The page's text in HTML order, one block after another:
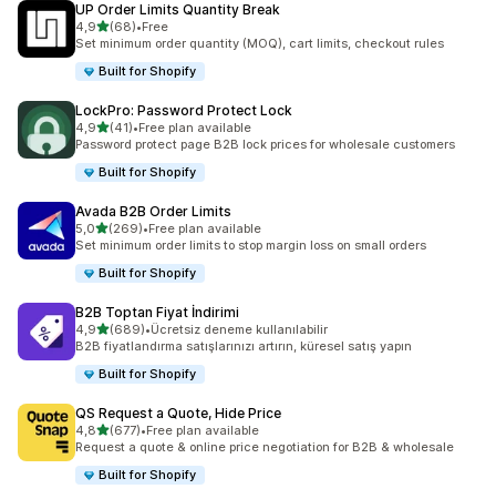
UP Order Limits Quantity Break
4,95 yıldız üzerinden
(68)
toplam 68 değerlendirme
•Free
Set minimum order quantity (MOQ), cart limits, checkout rules
Built for Shopify
LockPro: Password Protect Lock
4,95 yıldız üzerinden
(41)
toplam 41 değerlendirme
•Free plan available
Password protect page B2B lock prices for wholesale customers
Built for Shopify
Avada B2B Order Limits
5,05 yıldız üzerinden
(269)
toplam 269 değerlendirme
•Free plan available
Set minimum order limits to stop margin loss on small orders
Built for Shopify
B2B Toptan Fiyat İndirimi
4,95 yıldız üzerinden
(689)
toplam 689 değerlendirme
•Ücretsiz deneme kullanılabilir
B2B fiyatlandırma satışlarınızı artırın, küresel satış yapın
Built for Shopify
QS Request a Quote, Hide Price
4,85 yıldız üzerinden
(677)
toplam 677 değerlendirme
•Free plan available
Request a quote & online price negotiation for B2B & wholesale
Built for Shopify